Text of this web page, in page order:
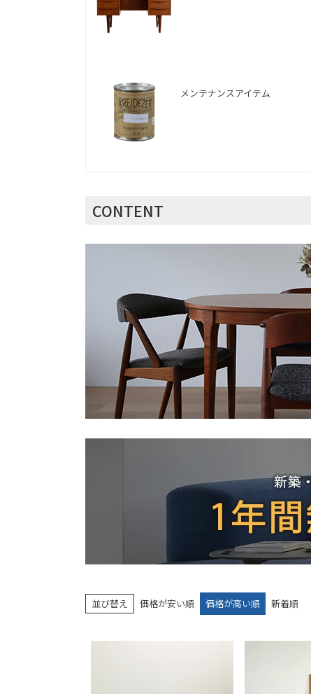
メンテナンスアイテム
CONTENT
並び替え 価格が安い順 価格が高い順 新着順